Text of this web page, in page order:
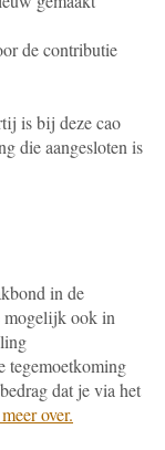
de contributie
is bij deze cao
die aangesloten is
in de
mogelijk ook in
tegemoetkoming
dat je via het
over.